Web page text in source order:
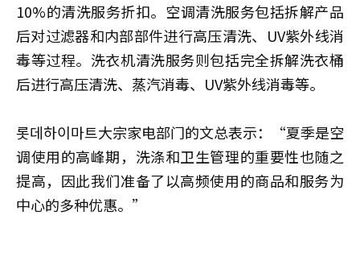
10%的清洗服务折扣。空调清洗服务包括拆解产品
后对过滤器和内部部件进行高压清洗、UV紫外线消
毒等过程。洗衣机清洗服务则包括完全拆解洗衣桶
后进行高压清洗、蒸汽消毒、UV紫外线消毒等。
롯데하이마트大宗家电部门的文总表示：“夏季是空
调使用的高峰期，洗涤和卫生管理的重要性也随之
提高，因此我们准备了以高频使用的商品和服务为
中心的多种优惠。”